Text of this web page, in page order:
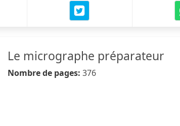
Le micrographe préparateur
Nombre de pages: 376